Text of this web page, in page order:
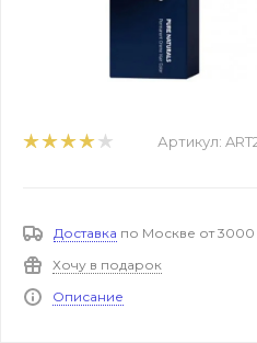
Артикул:
Доставка по Москве от
Хочу в подарок
Описание